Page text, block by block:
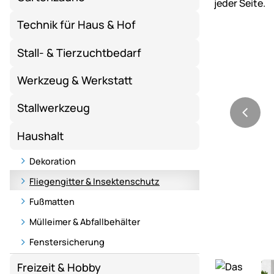
Technik für Haus & Hof
Stall- & Tierzuchtbedarf
Werkzeug & Werkstatt
Stallwerkzeug
Haushalt
Dekoration
Fliegengitter & Insektenschutz
Fußmatten
Mülleimer & Abfallbehälter
Fenstersicherung
Freizeit & Hobby